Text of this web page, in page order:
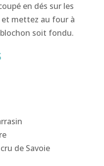
en dés sur les
et mettez au four à
soit fondu.
de Savoie